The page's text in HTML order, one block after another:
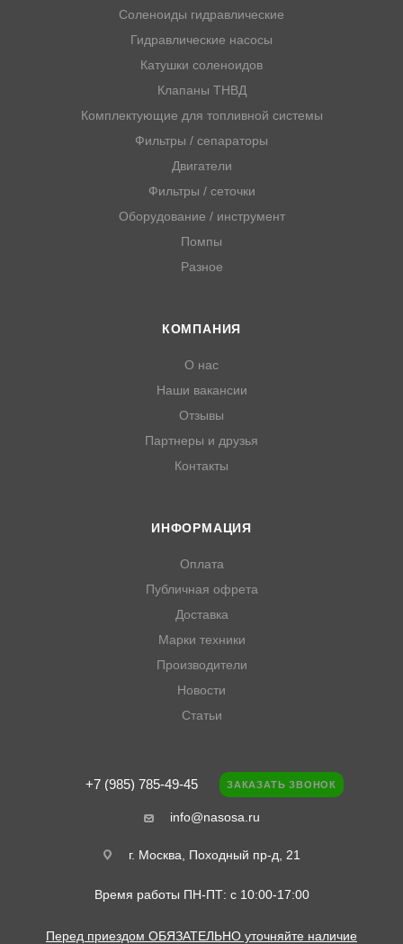
Соленоиды гидравлические
Гидравлические насосы
Катушки соленоидов
Клапаны ТНВД
Комплектующие для топливной системы
Фильтры / сепараторы
Двигатели
Фильтры / сеточки
Оборудование / инструмент
Помпы
Разное
КОМПАНИЯ
О нас
Наши вакансии
Отзывы
Партнеры и друзья
Контакты
ИНФОРМАЦИЯ
Оплата
Публичная офрета
Доставка
Марки техники
Производители
Новости
Статьи
+7 (985) 785-49-45 ЗАКАЗАТЬ ЗВОНОК
info@nasosa.ru
г. Москва, Походный пр-д, 21
Время работы ПН-ПТ: с 10:00-17:00
Перед приездом ОБЯЗАТЕЛЬНО уточняйте наличие